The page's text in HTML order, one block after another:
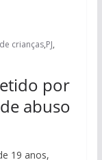
crianças,PJ,
por
abuso
19 anos,